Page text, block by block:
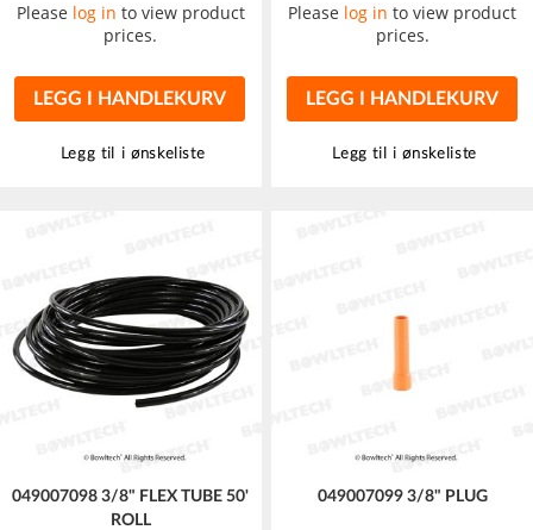
Please log in to view product
prices.
LEGG I HANDLEKURV
Legg til i ønskeliste
Please log in to view product
prices.
LEGG I HANDLEKURV
Legg til i ønskeliste
049007098 3/8" FLEX TUBE 50'
ROLL
049007099 3/8" PLUG